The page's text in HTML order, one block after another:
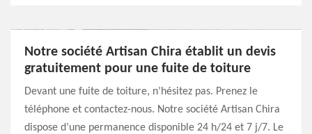
Notre société Artisan Chira établit un devis
gratuitement pour une fuite de toiture
Devant une fuite de toiture, n’hésitez pas. Prenez le
téléphone et contactez-nous. Notre société Artisan Chira
dispose d’une permanence disponible 24 h/24 et 7 j/7. Le